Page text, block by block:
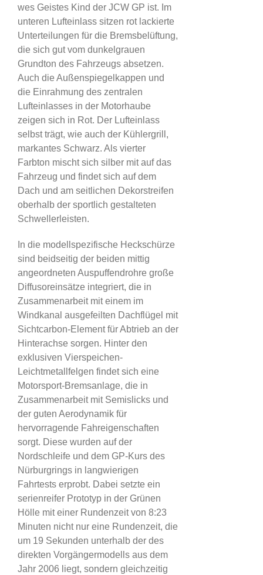
wes Geistes Kind der JCW GP ist. Im
unteren Lufteinlass sitzen rot lackierte
Unterteilungen für die Bremsbelüftung,
die sich gut vom dunkelgrauen
Grundton des Fahrzeugs absetzen.
Auch die Außenspiegelkappen und
die Einrahmung des zentralen
Lufteinlasses in der Motorhaube
zeigen sich in Rot. Der Lufteinlass
selbst trägt, wie auch der Kühlergrill,
markantes Schwarz. Als vierter
Farbton mischt sich silber mit auf das
Fahrzeug und findet sich auf dem
Dach und am seitlichen Dekorstreifen
oberhalb der sportlich gestalteten
Schwellerleisten.
In die modellspezifische Heckschürze
sind beidseitig der beiden mittig
angeordneten Auspuffendrohre große
Diffusoreinsätze integriert, die in
Zusammenarbeit mit einem im
Windkanal ausgefeilten Dachflügel mit
Sichtcarbon-Element für Abtrieb an der
Hinterachse sorgen. Hinter den
exklusiven Vierspeichen-
Leichtmetallfelgen findet sich eine
Motorsport-Bremsanlage, die in
Zusammenarbeit mit Semislicks und
der guten Aerodynamik für
hervorragende Fahreigenschaften
sorgt. Diese wurden auf der
Nordschleife und dem GP-Kurs des
Nürburgrings in langwierigen
Fahrtests erprobt. Dabei setzte ein
serienreifer Prototyp in der Grünen
Hölle mit einer Rundenzeit von 8:23
Minuten nicht nur eine Rundenzeit, die
um 19 Sekunden unterhalb der des
direkten Vorgängermodells aus dem
Jahr 2006 liegt, sondern gleichzeitig